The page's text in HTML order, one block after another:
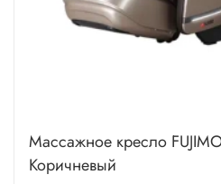
Массажное кресло
Коричневый